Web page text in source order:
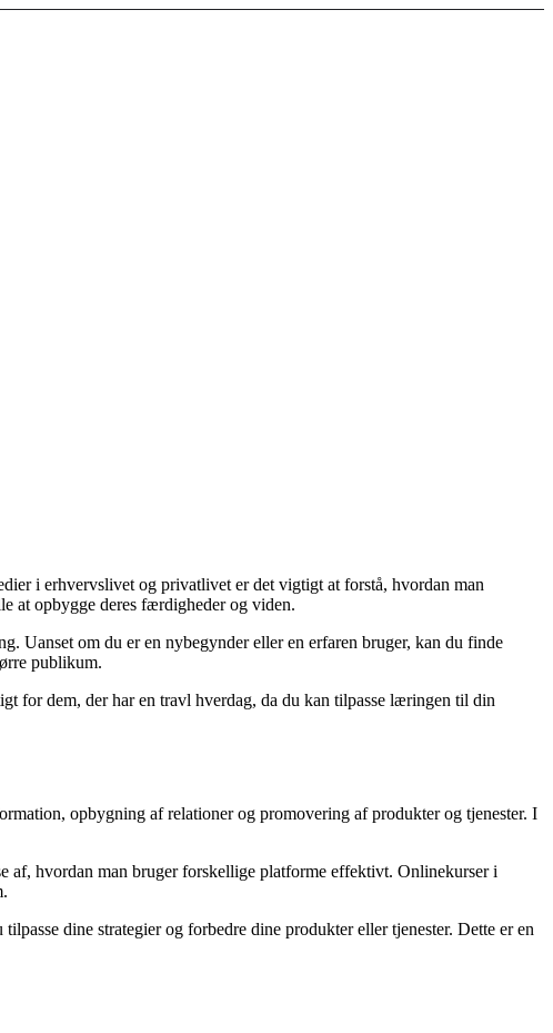
i erhvervslivet og privatlivet er det vigtigt at forstå, hvordan man
at opbygge deres færdigheder og viden.
Uanset om du er en nybegynder eller en erfaren bruger, kan du finde
publikum.
for dem, der har en travl hverdag, da du kan tilpasse læringen til din
opbygning af relationer og promovering af produkter og tjenester. I
af, hvordan man bruger forskellige platforme effektivt. Onlinekurser i
dine strategier og forbedre dine produkter eller tjenester. Dette er en